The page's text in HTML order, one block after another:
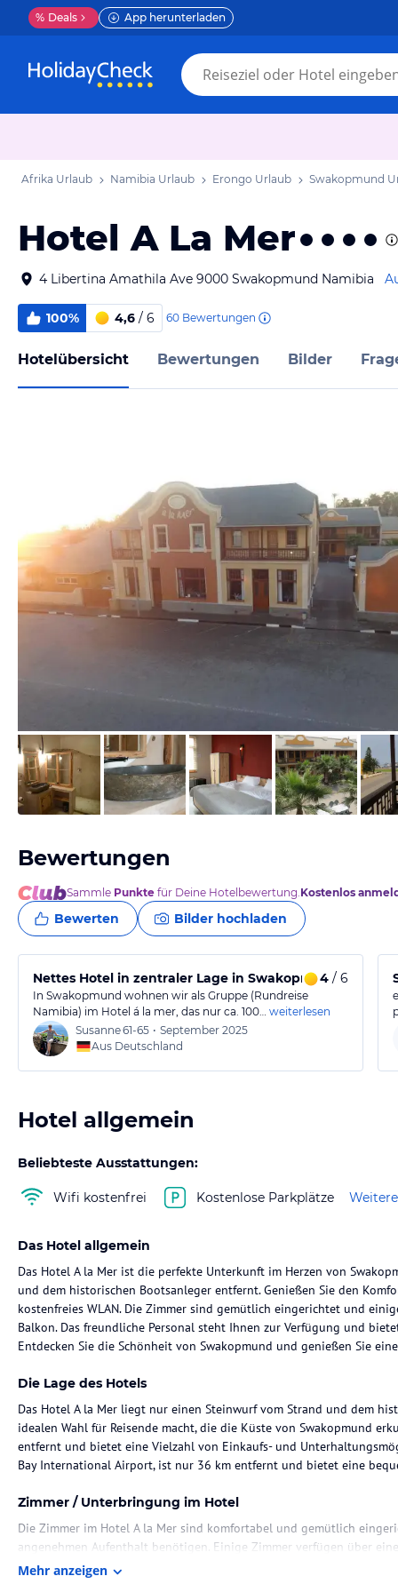
% Deals App herunterladen
Afrika Urlaub Namibia Urlaub Erongo Urlaub Swakopmund
Hotel A La Mer
4 Libertina Amathila Ave 9000 Swakopmund Namibia
100% 4,6 / 6 60 Bewertungen
Hotelübersicht Bewertungen Bilder
von Ralf, Jänner 2015
Bewertungen
Sammle Punkte für Deine Hotelbewertung.Kostenlos
Bewerten Bilder hochladen
Nettes Hotel in zentraler Lage in Swakopmund
4 / 6
In Swakopmund wohnen wir als Gruppe (Rundreise
Namibia) im Hotel á la mer, das nur ca. 100… weiterlesen
Susanne61-65 • September 2025
Aus Deutschland
Hotel allgemein
Beliebteste Ausstattungen:
Wifi kostenfrei Kostenlose Parkplätze
Das Hotel allgemein
Das Hotel A la Mer ist die perfekte Unterkunft im Herzen von
und dem historischen Bootsanleger entfernt. Genießen Sie den
kostenfreies WLAN. Die Zimmer sind gemütlich eingerichtet und
Balkon. Das freundliche Personal steht Ihnen zur Verfügung und
Entdecken Sie die Schönheit von Swakopmund und genießen Sie
Die Lage des Hotels
Das Hotel A la Mer liegt nur einen Steinwurf vom Strand und dem
idealen Wahl für Reisende macht, die die Küste von Swakopmund
entfernt und bietet eine Vielzahl von Einkaufs- und
Bay International Airport, ist nur 36 km entfernt und bietet eine
Zimmer / Unterbringung im Hotel
Die Zimmer im Hotel A la Mer sind komfortabel und gemütlich
angenehmen Aufenthalt benötigen. Einige Zimmer verfügen über
können. Bestimmte Zimmer bieten zudem eine Terrasse oder einen
Mehr anzeigen